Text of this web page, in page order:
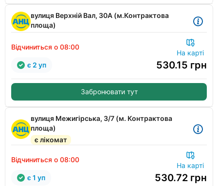
вулиця Верхній Вал, 30А (м.Контрактова
площа)
Відчиниться о 08:00
На карті
530.15 грн
є 2 уп
Забронювати тут
вулиця Межигірська, 3/7 (м. Контрактова
площа)
є лікомат
Відчиниться о 08:00
На карті
530.72 грн
є 1 уп